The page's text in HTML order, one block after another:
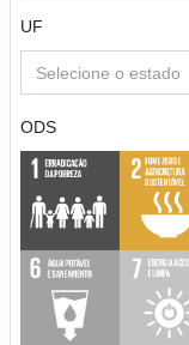
UF
Selecione o estado
ODS